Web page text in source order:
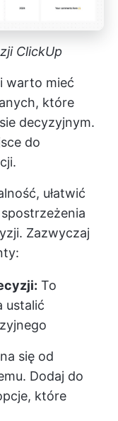
ClickUp
warto mieć
które
decyzyjnym.
do
ułatwić
Zazwyczaj
To
ustalić
się od
Dodaj do
które